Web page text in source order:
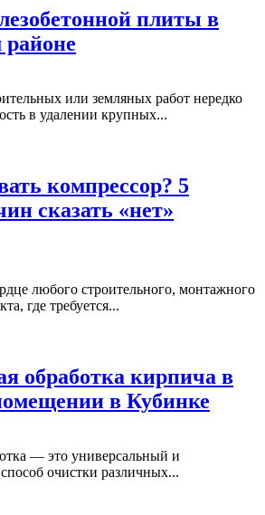
плиты в
или земляных работ нередко
в удалении крупных...
компрессор? 5
сказать «нет»
любого строительного, монтажного
где требуется...
обработка кирпича в
в Кубинке
— это универсальный и
очистки различных...